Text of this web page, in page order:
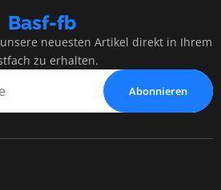
Basf-fb
neuesten Artikel direkt in Ihrem
zu erhalten.
Abonnieren